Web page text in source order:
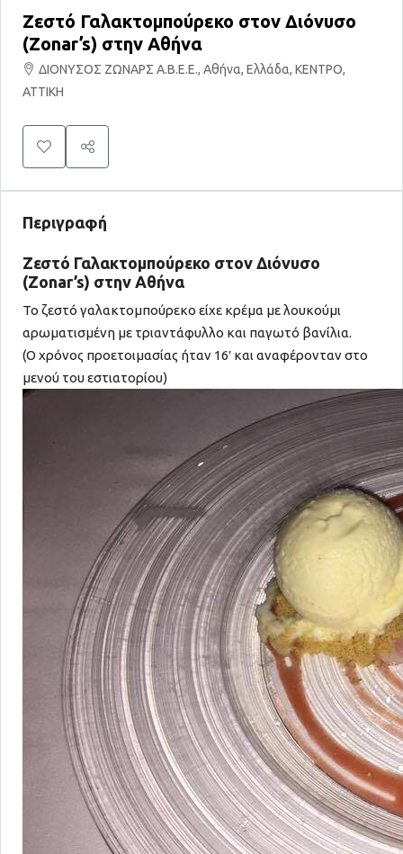
Ζεστό Γαλακτομπούρεκο στον Διόνυσο
(Zonar’s) στην Αθήνα
ΔΙΟΝΥΣΟΣ ΖΩΝΑΡΣ Α.Β.Ε.Ε., Αθήνα, Ελλάδα, ΚΕΝΤΡΟ,
ΑΤΤΙΚΗ
Περιγραφή
Ζεστό Γαλακτομπούρεκο στον Διόνυσο
(Zonar’s) στην Αθήνα
Το ζεστό γαλακτομπούρεκο είχε κρέμα με λουκούμι
αρωματισμένη με τριαντάφυλλο και παγωτό βανίλια.
(Ο χρόνος προετοιμασίας ήταν 16′ και αναφέρονταν στο
μενού του εστιατορίου)